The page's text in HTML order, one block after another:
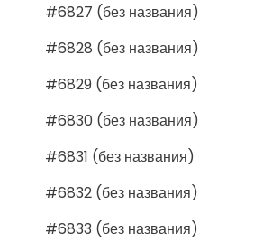
#6827 (без названия)
#6828 (без названия)
#6829 (без названия)
#6830 (без названия)
#6831 (без названия)
#6832 (без названия)
#6833 (без названия)